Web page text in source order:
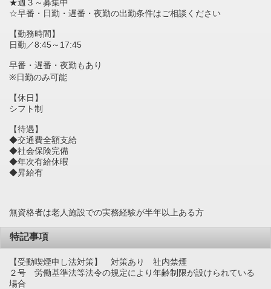
★週３～募集中
☆早番・日勤・遅番・夜勤の出勤条件はご相談ください
【勤務時間】
日勤／8:45～17:45
早番・遅番・夜勤もあり
※日勤のみ可能
【休日】
シフト制
【待遇】
◆交通費全額支給
◆社会保険完備
◆年次有給休暇
◆昇給有
無資格者は老人施設での実務経験が半年以上ある方
特記事項
【受動喫煙申し法対策】 対策あり 社内禁煙
２号 労働基準法等法令の規定により年齢制限が設けられている
場合